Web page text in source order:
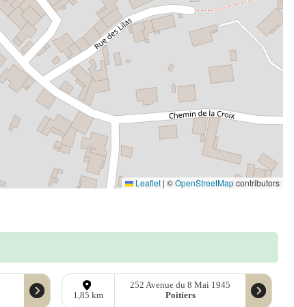
Leaflet | ©OpenStreetMapcontributors
1,85 km
252 Avenue du 8 Mai 1945
Poitiers